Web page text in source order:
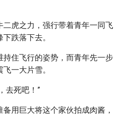
虎之力，强行带着青年一同飞
跌落下去。
住飞行的姿势，而青年先一步
一大片雪。
去死吧！”
用巨大将这个家伙拍成肉酱，